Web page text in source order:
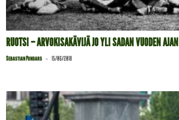
RUOTSI – ARVOKISAKÄVIJÄ JO YLI SADAN VUODEN AJAN
Sebastian Pundars - 15/06/2018